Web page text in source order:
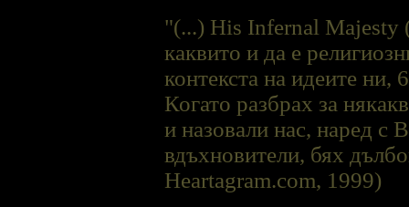
"(...) His Infernal
каквито и да е
контекста на идеите
Когато разбрах за
и назовали нас, наред с
вдъхновители, бях
Heartagram.com, 1999)